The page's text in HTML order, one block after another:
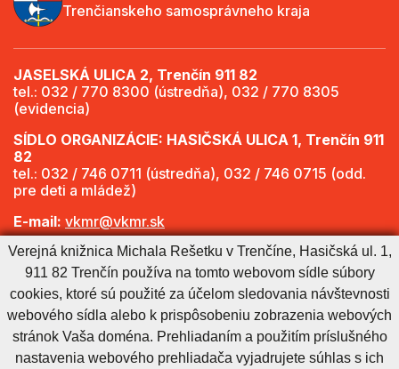
Trenčianskeho samosprávneho kraja
JASELSKÁ ULICA 2, Trenčín 911 82
tel.: 032 / 770 8300 (ústredňa), 032 / 770 8305
(evidencia)
SÍDLO ORGANIZÁCIE: HASIČSKÁ ULICA 1, Trenčín 911
82
tel.: 032 / 746 0711 (ústredňa), 032 / 746 0715 (odd.
pre deti a mládež)
E-mail: vkmr@vkmr.sk
Web: http://www.vkmr.sk
Viac informácií - Otváracie hodiny
Cookies nastavenieCookies - viac informáciíVyhlásenie o prístupnosti
Technický prevádzkovateľ
Správca obsahu
Verejná knižnica Michala Rešetku v Trenčíne, Hasičská ul. 1,
911 82 Trenčín používa na tomto webovom sídle súbory
cookies, ktoré sú použité za účelom sledovania návštevnosti
webového sídla alebo k prispôsobeniu zobrazenia webových
stránok Vaša doména. Prehliadaním a použitím príslušného
nastavenia webového prehliadača vyjadrujete súhlas s ich